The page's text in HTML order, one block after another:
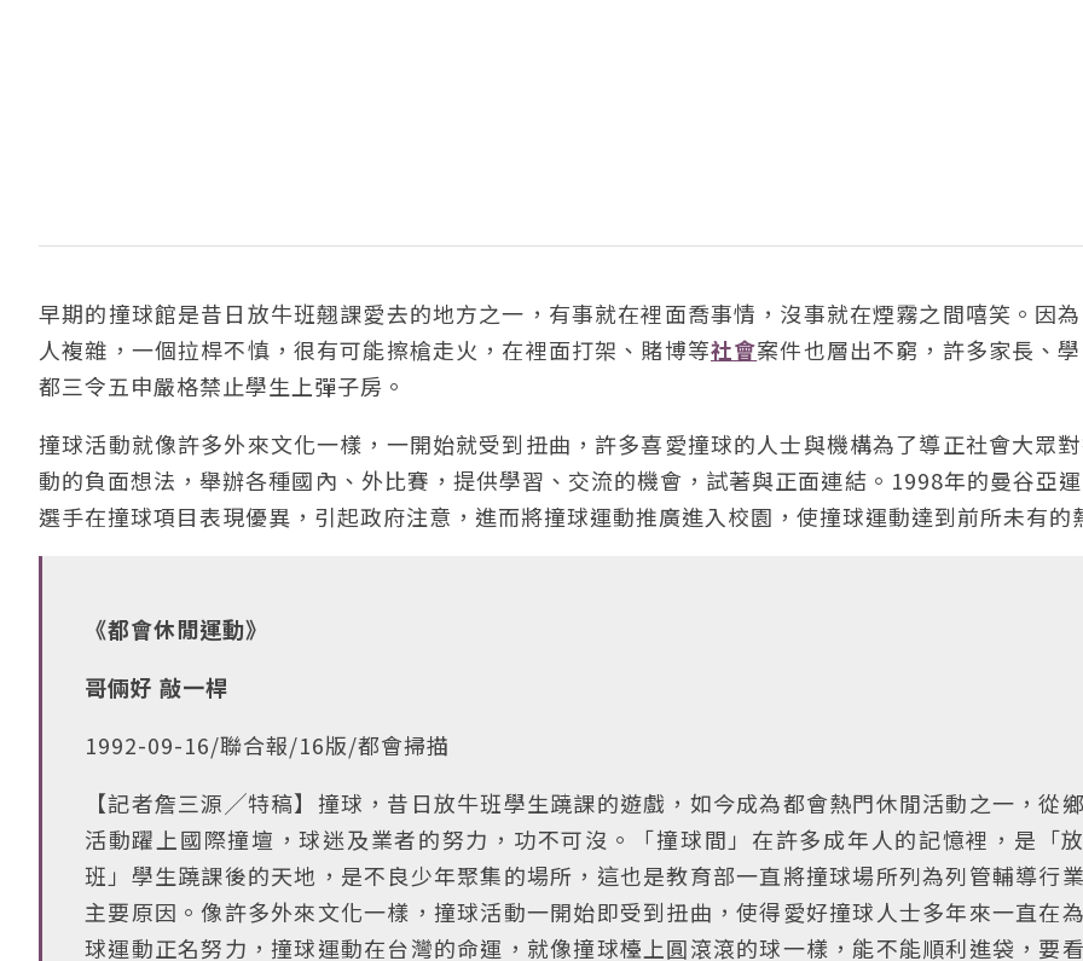
早期的撞球館是昔日放牛班翹課愛去的地方之一，有事就在裡面喬事情，沒事就在煙霧之間嘻笑。因
人複雜，一個拉桿不慎，很有可能擦槍走火，在裡面打架、賭博等社會案件也層出不窮，許多家長、
都三令五申嚴格禁止學生上彈子房。
撞球活動就像許多外來文化一樣，一開始就受到扭曲，許多喜愛撞球的人士與機構為了導正社會大眾
動的負面想法，舉辦各種國內、外比賽，提供學習、交流的機會，試著與正面連結。1998年的曼谷亞
選手在撞球項目表現優異，引起政府注意，進而將撞球運動推廣進入校園，使撞球運動達到前所未有的
《都會休閒運動》
哥倆好 敲一桿
1992-09-16/聯合報/16版/都會掃描
【記者詹三源╱特稿】撞球，昔日放牛班學生蹺課的遊戲，如今成為都會熱門休閒活動之一，從
活動躍上國際撞壇，球迷及業者的努力，功不可沒。「撞球間」在許多成年人的記憶裡，是「
班」學生蹺課後的天地，是不良少年聚集的場所，這也是教育部一直將撞球場所列為列管輔導行
主要原因。像許多外來文化一樣，撞球活動一開始即受到扭曲，使得愛好撞球人士多年來一直在
球運動正名努力，撞球運動在台灣的命運，就像撞球檯上圓滾滾的球一樣，能不能順利進袋，要